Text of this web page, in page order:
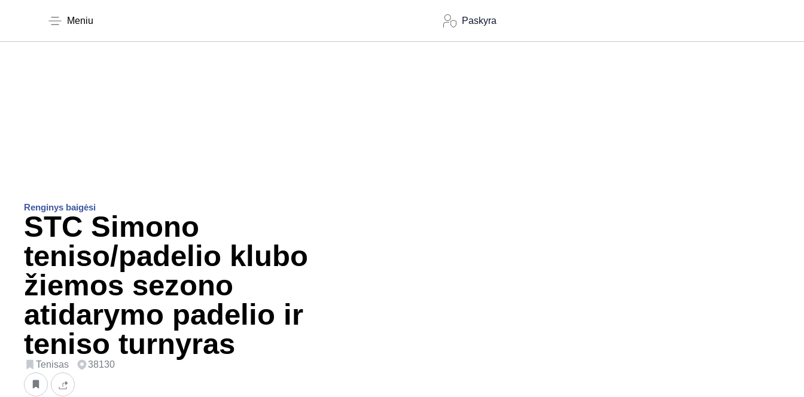
Meniu Paskyra
Renginys baigėsi
STC Simono
teniso/padelio klubo
žiemos sezono
atidarymo padelio ir
teniso turnyras
Tenisas 38130